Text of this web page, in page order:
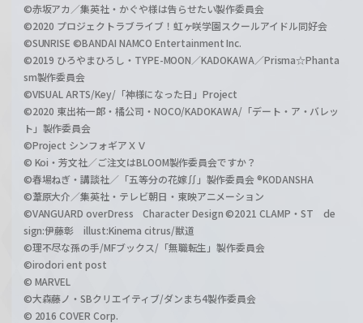
©赤坂アカ／集英社・かぐや様は告らせたい製作委員会
©2020 プロジェクトラブライブ！虹ヶ咲学園スクールアイドル同好会
©SUNRISE ©BANDAI NAMCO Entertainment Inc.
©2019 ひろやまひろし・TYPE-MOON／KADOKAWA／Prisma☆Phanta
sm製作委員会
©VISUAL ARTS/Key/「神様になった日」Project
©2020 東出祐一郎・橘公司・NOCO/KADOKAWA/「デート・ア・バレッ
ト」製作委員会
©Project シンフォギアＸＶ
© Koi・芳文社／ご注文はBLOOM製作委員会ですか？
©春場ねぎ・講談社／「五等分の花嫁∬」製作委員会 ®KODANSHA
©葦原大介／集英社・テレビ朝日・東映アニメーション
©VANGUARD overDress Character Design ©2021 CLAMP・ST de
sign:伊藤彰 illust:Kinema citrus/獣道
©理不尽な孫の手/MFブックス/「無職転生」製作委員会
©irodori ent post
© MARVEL
©大森藤ノ・SBクリエイティブ/ダンまち4製作委員会
© 2016 COVER Corp.